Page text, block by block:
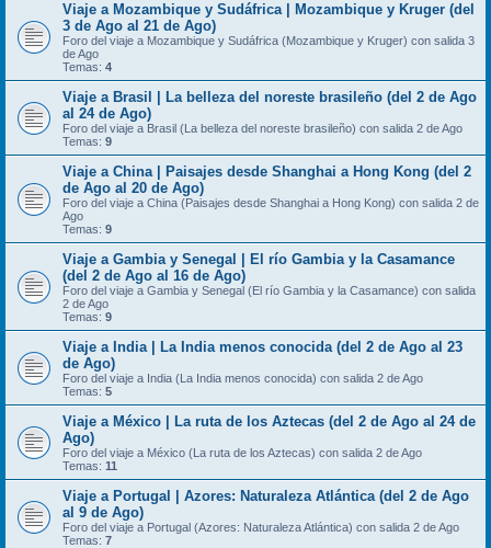
Viaje a Mozambique y Sudáfrica | Mozambique y Kruger (del
3 de Ago al 21 de Ago)
Foro del viaje a Mozambique y Sudáfrica (Mozambique y Kruger) con salida 3
de Ago
Temas: 4
Viaje a Brasil | La belleza del noreste brasileño (del 2 de Ago
al 24 de Ago)
Foro del viaje a Brasil (La belleza del noreste brasileño) con salida 2 de Ago
Temas: 9
Viaje a China | Paisajes desde Shanghai a Hong Kong (del 2
de Ago al 20 de Ago)
Foro del viaje a China (Paisajes desde Shanghai a Hong Kong) con salida 2 de
Ago
Temas: 9
Viaje a Gambia y Senegal | El río Gambia y la Casamance
(del 2 de Ago al 16 de Ago)
Foro del viaje a Gambia y Senegal (El río Gambia y la Casamance) con salida
2 de Ago
Temas: 9
Viaje a India | La India menos conocida (del 2 de Ago al 23
de Ago)
Foro del viaje a India (La India menos conocida) con salida 2 de Ago
Temas: 5
Viaje a México | La ruta de los Aztecas (del 2 de Ago al 24 de
Ago)
Foro del viaje a México (La ruta de los Aztecas) con salida 2 de Ago
Temas: 11
Viaje a Portugal | Azores: Naturaleza Atlántica (del 2 de Ago
al 9 de Ago)
Foro del viaje a Portugal (Azores: Naturaleza Atlántica) con salida 2 de Ago
Temas: 7